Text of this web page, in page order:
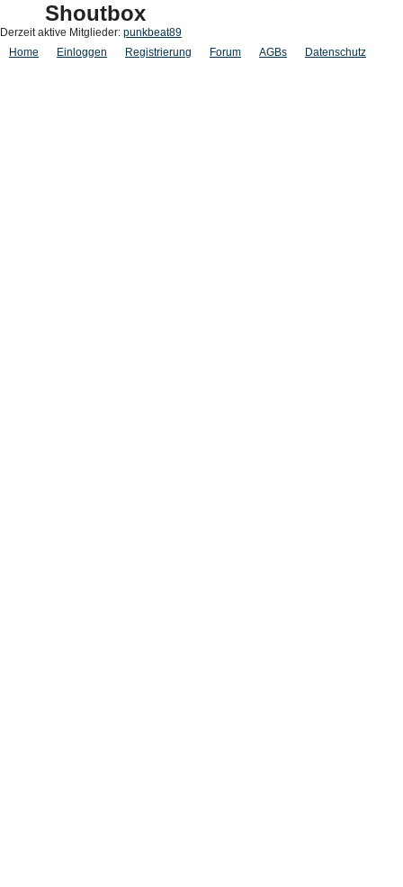
Shoutbox
Derzeit aktive Mitglieder: punkbeat89
Home
Einloggen Registrierung Forum AGBs Datenschutz